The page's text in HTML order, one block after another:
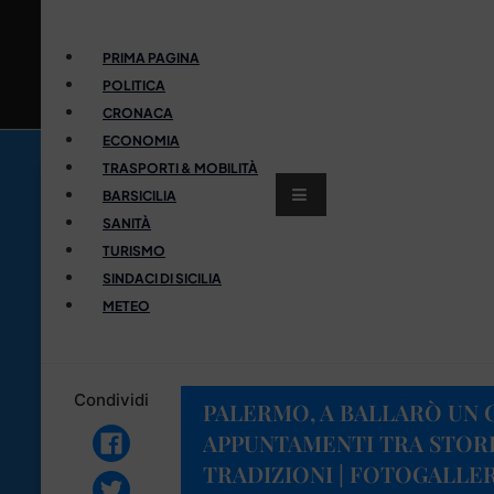
PRIMA PAGINA
POLITICA
CRONACA
ECONOMIA
TRASPORTI & MOBILITÀ
BARSICILIA
SANITÀ
TURISMO
SINDACI DI SICILIA
METEO
Condividi
PALERMO, A BALLARÒ UN
APPUNTAMENTI TRA
TRADIZIONI |